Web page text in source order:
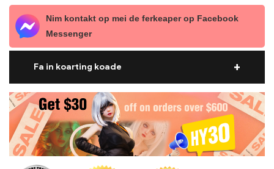
Nim kontakt op mei de ferkeaper op Facebook
Messenger
Fa in koarting koade
Doll prizen oer $600 yn oanmerking komme foar in $30
koarting.
Koarting koade:hy30
Doll prizen oer $999 yn oanmerking komme foar in $50